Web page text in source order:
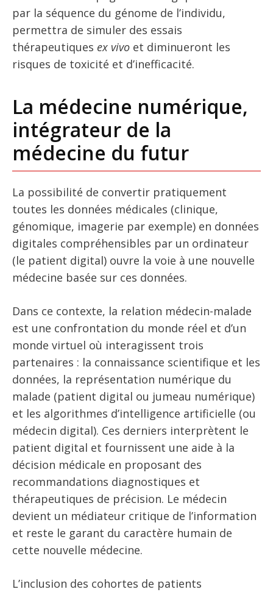
par la séquence du génome de l’individu,
permettra de simuler des essais
thérapeutiques ex vivo et diminueront les
risques de toxicité et d’inefficacité.
La médecine numérique,
intégrateur de la
médecine du futur
La possibilité de convertir pratiquement
toutes les données médicales (clinique,
génomique, imagerie par exemple) en données
digitales compréhensibles par un ordinateur
(le patient digital) ouvre la voie à une nouvelle
médecine basée sur ces données.
Dans ce contexte, la relation médecin-malade
est une confrontation du monde réel et d’un
monde virtuel où interagissent trois
partenaires : la connaissance scientifique et les
données, la représentation numérique du
malade (patient digital ou jumeau numérique)
et les algorithmes d’intelligence artificielle (ou
médecin digital). Ces derniers interprètent le
patient digital et fournissent une aide à la
décision médicale en proposant des
recommandations diagnostiques et
thérapeutiques de précision. Le médecin
devient un médiateur critique de l’information
et reste le garant du caractère humain de
cette nouvelle médecine.
L’inclusion des cohortes de patients